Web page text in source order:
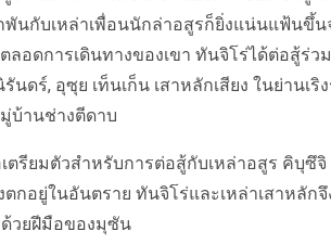
นกับเหล่าเพื่อนนักล่าอสูรก็ยิ่งแน่นแฟ้นขึ้น
อดการเดินทางของเขา ทันจิโร่ได้ต่อสู้ร่ว
นดร์, อุซุย เท็นเก็น เสาหลักเสียง ในย่านเ
บ้านช่างตีดาบ
ตรียมตัวสำหรับการต่อสู้กับเหล่าอสูร คิบุซึ
ยู่ในอันตราย ทันจิโร่และเหล่าเสาหลัก
วยฝีมือของมุซัน